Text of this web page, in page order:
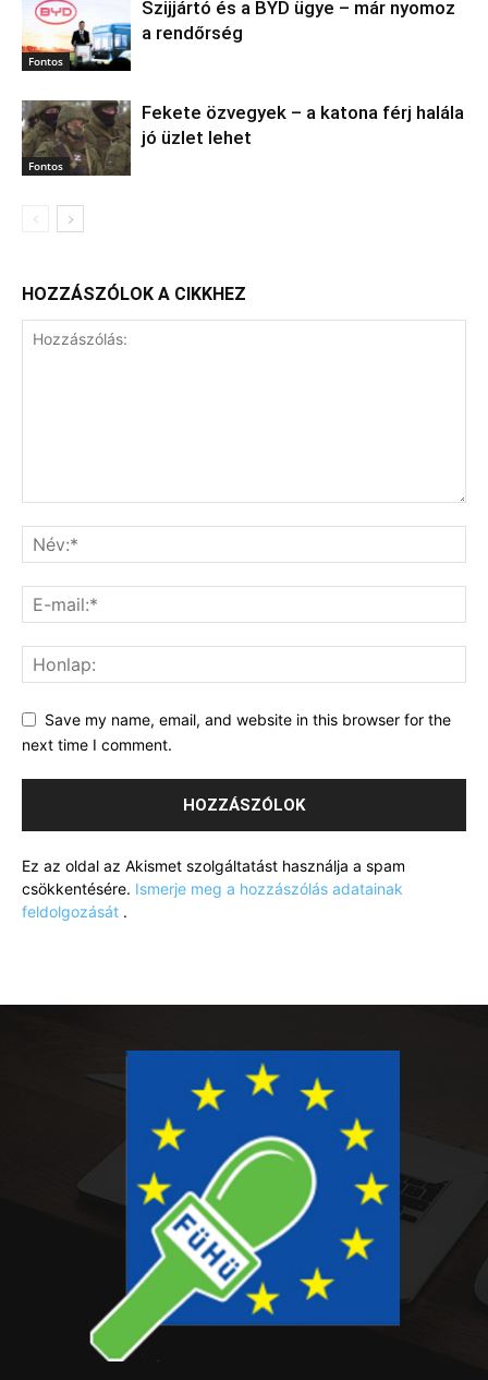
Fontos
Szijjártó és a BYD ügye – már nyomoz
a rendőrség
Fontos
Fekete özvegyek – a katona férj halála
jó üzlet lehet
HOZZÁSZÓLOK A CIKKHEZ
Save my name, email, and website in this browser for the
next time I comment.
Ez az oldal az Akismet szolgáltatást használja a spam
csökkentésére. Ismerje meg a hozzászólás adatainak
feldolgozását .